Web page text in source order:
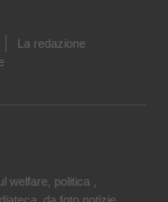
La redazione
welfare, politica ,